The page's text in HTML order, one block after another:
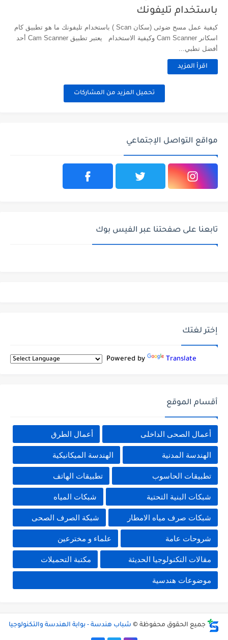
باستخدام تليفونك
كيفية عمل مسح ضوئى (سكان Scan ) باستخدام تليفونك ما هو تطبيق كام
اسكانر Cam Scanner وكيفية الاستخدام يعتبر تطبيق Cam Scanner أحد
أفضل تطبي...
اقرأ المزيد
تحميل المزيد من المشاركات
مواقع التواصل الإجتماعي
تابعنا على صفحتنا عبر الفيس بوك
إختر لغتك
Powered by Translate
أقسام الموقع
أعمال الصحى الداخلى أعمال الطرق
الهندسة المدنية الهندسة الميكانيكية
تطبيقات الحاسوب تطبيقات الهاتف
شبكات البنية التحتية شبكات المياه
شبكات صرف مياه الامطار شبكة الصرف الصحى
شروحات عامة علماء و مخترعين
مقالات التكنولوجيا الحديثة مكتبة التحميلات
موضوعات هندسية
جميع الحقوق محفوظة © شباب هندسة - بوابة الهندسة والتكنولوجيا